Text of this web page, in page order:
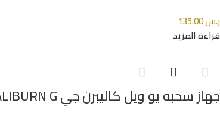
ر.س
قراءة المزيد
جهاز سحبه يو ويل كاليبرن جي UWELL CALIBURN G